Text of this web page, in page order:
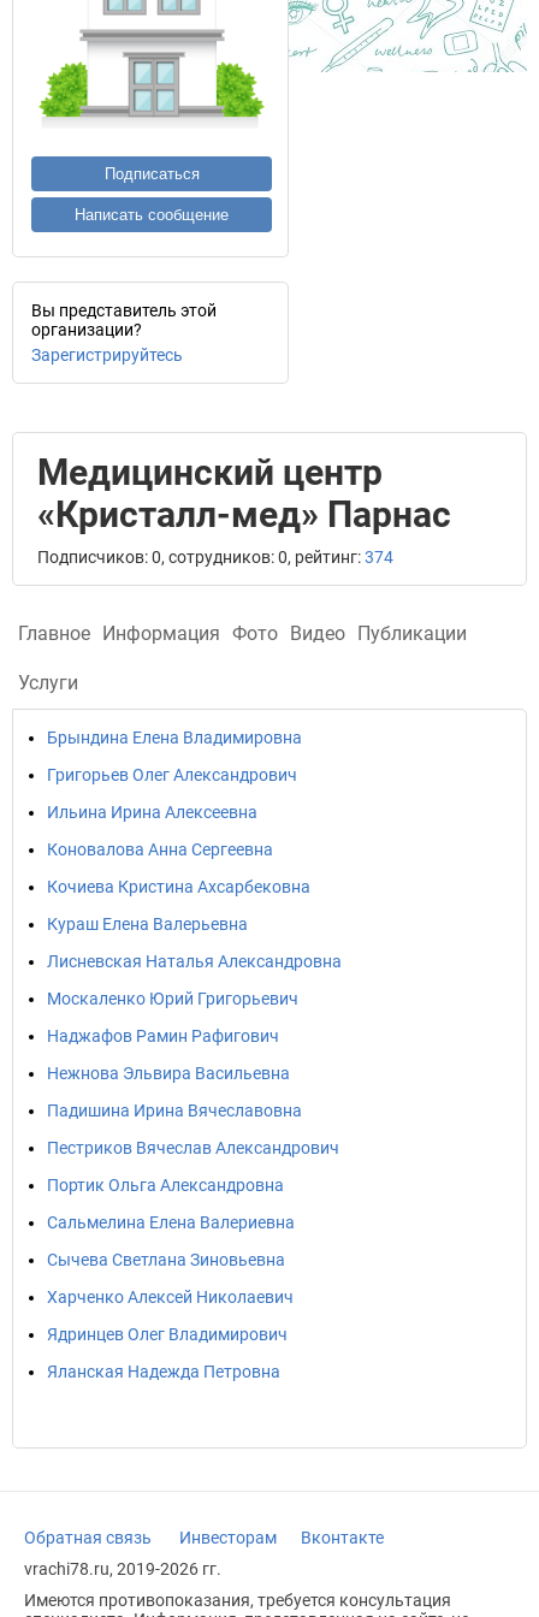
Подписаться
Написать сообщение
Вы представитель этой
организации?
Зарегистрируйтесь
Медицинский центр
«Кристалл-мед» Парнас
Подписчиков: 0, сотрудников: 0, рейтинг:374
Главное Информация Фото Видео Публикации
Услуги
Брындина Елена Владимировна
Григорьев Олег Александрович
Ильина Ирина Алексеевна
Коновалова Анна Сергеевна
Кочиева Кристина Ахсарбековна
Кураш Елена Валерьевна
Лисневская Наталья Александровна
Москаленко Юрий Григорьевич
Наджафов Рамин Рафигович
Нежнова Эльвира Васильевна
Падишина Ирина Вячеславовна
Пестриков Вячеслав Александрович
Портик Ольга Александровна
Сальмелина Елена Валериевна
Сычева Светлана Зиновьевна
Харченко Алексей Николаевич
Ядринцев Олег Владимирович
Яланская Надежда Петровна
Обратная связь Инвесторам
Вконтакте
vrachi78.ru, 2019-2026 гг.
Имеются противопоказания, требуется консультация